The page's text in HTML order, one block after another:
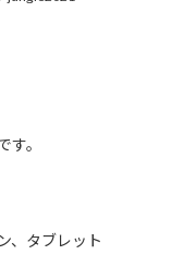
。
、タブレット